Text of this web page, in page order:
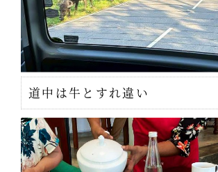
道中は牛とすれ違い